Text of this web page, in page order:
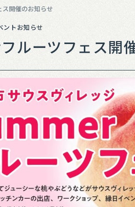
開催のお知らせ
ントお知らせ
ルーツフェス開